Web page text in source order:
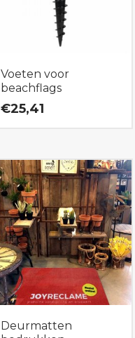
Voeten voor
beachflags
€25,41
Deurmatten